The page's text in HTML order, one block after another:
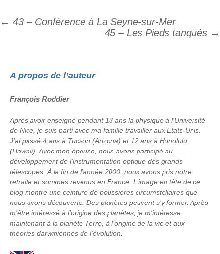
Navigation
← 43 – Conférence à La Seyne-sur-Mer
45 – Les Pieds tanqués →
A propos de l’auteur
François Roddier
Après avoir enseigné pendant 18 ans la physique à l'Université
de Nice, je suis parti avec ma famille travailler aux États-Unis.
J'ai passé 4 ans à Tucson (Arizona) et 12 ans à Honolulu
(Hawaii). Avec mon épouse, nous avons participé au
développement de l'instrumentation optique des grands
télescopes. À la fin de l'année 2000, nous avons pris notre
retraite et sommes revenus en France. L'image en tête de ce
blog montre une ceinture de poussières circumstellaires que
nous avons découverte. Des planètes peuvent s'y former. Après
m'être intéressé à l'origine des planètes, je m'intéresse
maintenant à la planète Terre, à l'origine de la vie et aux
théories darwiniennes de l'évolution.